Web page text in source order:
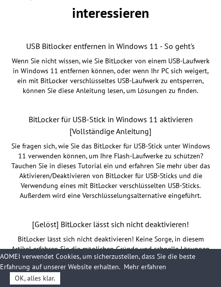
interessieren
USB Bitlocker entfernen in Windows 11 - So geht's
Wenn Sie nicht wissen, wie Sie BitLocker von einem USB-Laufwerk
in Windows 11 entfernen können, oder wenn Ihr PC sich weigert,
ein mit BitLocker verschlüsseltes USB-Laufwerk zu entsperren,
können Sie diese Anleitung lesen, um Lösungen zu finden.
BitLocker für USB-Stick in Windows 11 aktivieren
[Vollständige Anleitung]
Sie fragen sich, wie Sie das BitLocker für USB-Stick unter Windows
11 verwenden können, um Ihre Flash-Laufwerke zu schützen?
Tauchen Sie in dieses Tutorial ein und erfahren Sie mehr über das
Aktivieren/Deaktivieren von BitLocker für USB-Sticks und die
Verwendung eines mit BitLocker verschlüsselten USB-Sticks.
Außerdem wird eine Verschlüsselungsalternative eingeführt.
[Gelöst] BitLocker lässt sich nicht deaktivieren!
BitLocker lässt sich nicht deaktivieren! Keine Sorge, in diesem
Artikel erfahren Sie die möglichen Gründe und schnelle Lösungen
dafür. Außerdem erhalten Sie hier eine zuverlässige Alternative
für alle Windows BitLocker.
AOMEI verwendet Cookies, um sicherzustellen, dass Sie die beste
Erfahrung auf unserer Website erhalten. Mehr erfahren
OK, alles klar.